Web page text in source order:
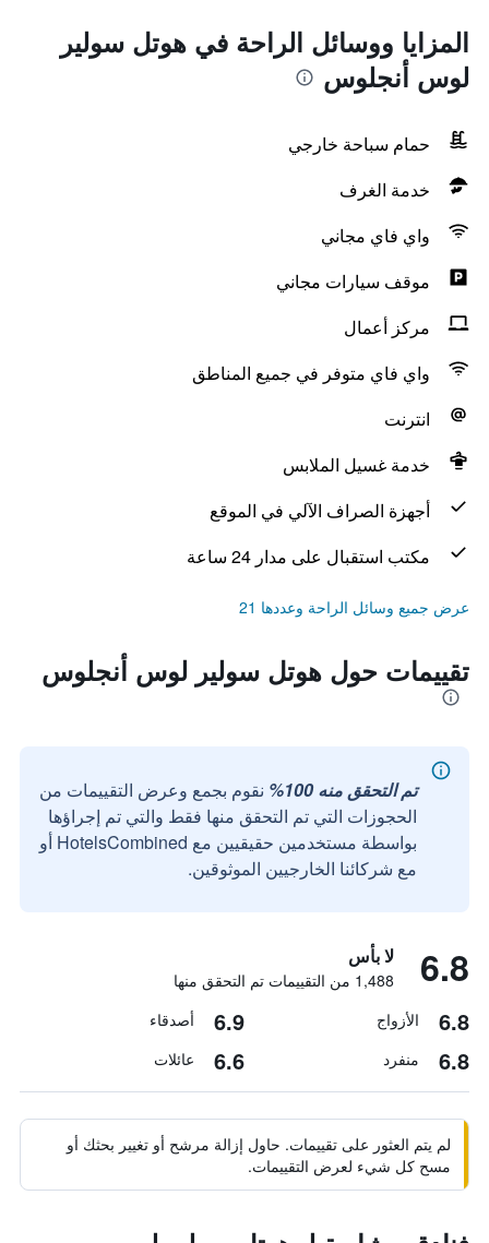
المزايا ووسائل الراحة في هوتل سولير
لوس أنجلوس
حمام سباحة خارجي
خدمة الغرف
واي فاي مجاني
موقف سيارات مجاني
مركز أعمال
واي فاي متوفر في جميع المناطق
انترنت
خدمة غسيل الملابس
أجهزة الصراف الآلي في الموقع
مكتب استقبال على مدار 24 ساعة
عرض جميع وسائل الراحة وعددها 21
تقييمات حول هوتل سولير لوس أنجلوس
تم التحقق منه 100%
نقوم بجمع وعرض التقييمات من
الحجوزات التي تم التحقق منها فقط والتي تم إجراؤها
بواسطة مستخدمين حقيقيين مع HotelsCombined أو
مع شركائنا الخارجيين الموثوقين.
6.8 لا بأس
1,488 من التقييمات تم التحقق منها
6.8 الأزواج 6.9 أصدقاء
6.8 منفرد 6.6 عائلات
لم يتم العثور على تقييمات. حاول إزالة مرشح أو تغيير بحثك أو
مسح كل شيء لعرض التقييمات.